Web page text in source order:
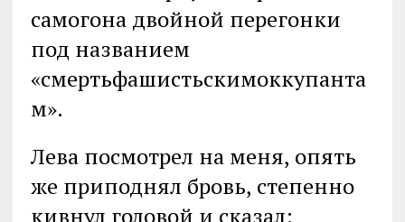
самогона двойной перегонки
под названием
«смертьфашистьскимоккупанта
м».
Лева посмотрел на меня, опять
же приподнял бровь, степенно
кивнул головой и сказал: